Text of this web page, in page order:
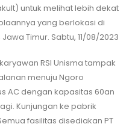
untuk melihat lebih dekat
yang berlokasi di
Timur. Sabtu, 11/08/2023
RSI Unisma tampak
menuju Ngoro
AC dengan kapasitas 60an
Kunjungan ke pabrik
fasilitas disediakan PT